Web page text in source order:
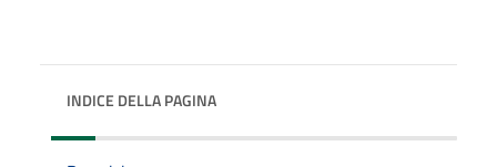
INDICE DELLA PAGINA